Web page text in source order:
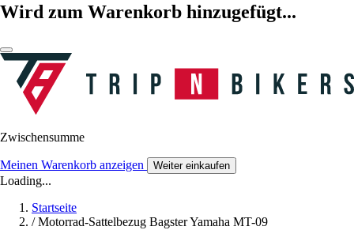
Wird zum Warenkorb hinzugefügt...
Zwischensumme
Meinen Warenkorb anzeigen Weiter einkaufen
Loading...
Startseite
/ Motorrad-Sattelbezug Bagster Yamaha MT-09